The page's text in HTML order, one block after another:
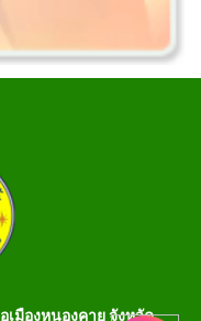
มืองหนองคาย จังหวัด